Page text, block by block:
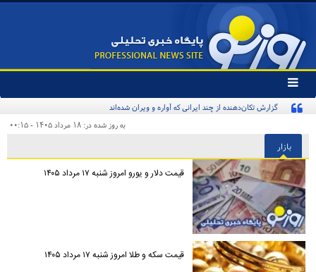
تغییر
وضعیت
منوی
ها
گزارش تکان‌دهنده از چند ایرانی که آواره و ویران شده‌اند
به روز شده در: ۱۸ مرداد ۱۴۰۵ - ۰۰:۱۵
بازار
قیمت دلار و یورو امروز شنبه ۱۷ مرداد ۱۴۰۵
قیمت سکه و طلا امروز شنبه ۱۷ مرداد ۱۴۰۵